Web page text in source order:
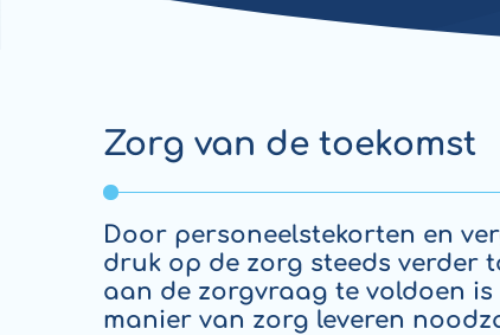
Zorg van de toekomst
Door personeelstekorten en
druk op de zorg steeds verder
aan de zorgvraag te voldoen
manier van zorg leveren